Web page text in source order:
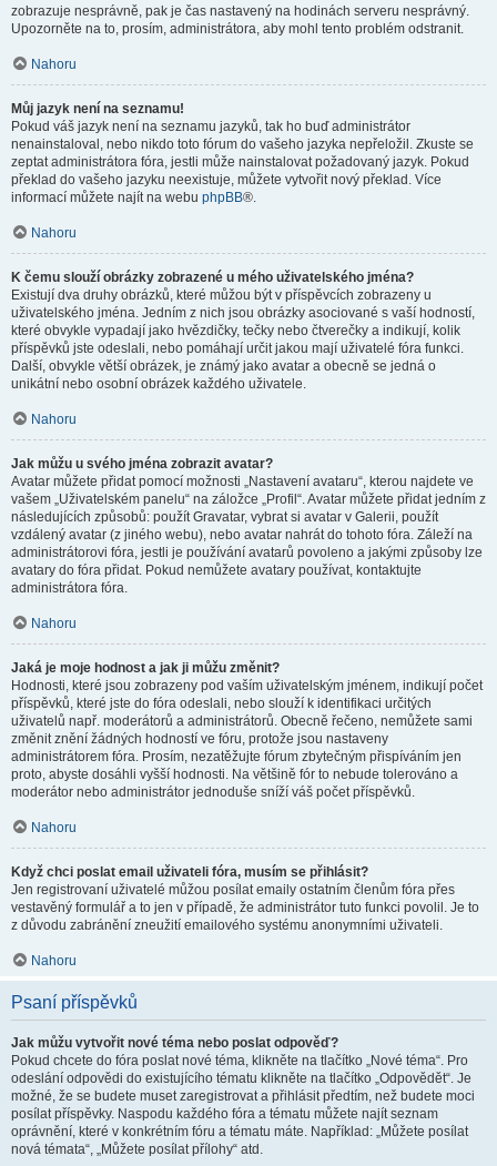
zobrazuje nesprávně, pak je čas nastavený na hodinách serveru nesprávný.
Upozorněte na to, prosím, administrátora, aby mohl tento problém odstranit.
Nahoru
Můj jazyk není na seznamu!
Pokud váš jazyk není na seznamu jazyků, tak ho buď administrátor
nenainstaloval, nebo nikdo toto fórum do vašeho jazyka nepřeložil. Zkuste se
zeptat administrátora fóra, jestli může nainstalovat požadovaný jazyk. Pokud
překlad do vašeho jazyku neexistuje, můžete vytvořit nový překlad. Více
informací můžete najít na webu phpBB®.
Nahoru
K čemu slouží obrázky zobrazené u mého uživatelského jména?
Existují dva druhy obrázků, které můžou být v příspěvcích zobrazeny u
uživatelského jména. Jedním z nich jsou obrázky asociované s vaší hodností,
které obvykle vypadají jako hvězdičky, tečky nebo čtverečky a indikují, kolik
příspěvků jste odeslali, nebo pomáhají určit jakou mají uživatelé fóra funkci.
Další, obvykle větší obrázek, je známý jako avatar a obecně se jedná o
unikátní nebo osobní obrázek každého uživatele.
Nahoru
Jak můžu u svého jména zobrazit avatar?
Avatar můžete přidat pomocí možnosti „Nastavení avataru“, kterou najdete ve
vašem „Uživatelském panelu“ na záložce „Profil“. Avatar můžete přidat jedním z
následujících způsobů: použít Gravatar, vybrat si avatar v Galerii, použít
vzdálený avatar (z jiného webu), nebo avatar nahrát do tohoto fóra. Záleží na
administrátorovi fóra, jestli je používání avatarů povoleno a jakými způsoby lze
avatary do fóra přidat. Pokud nemůžete avatary používat, kontaktujte
administrátora fóra.
Nahoru
Jaká je moje hodnost a jak ji můžu změnit?
Hodnosti, které jsou zobrazeny pod vaším uživatelským jménem, indikují počet
příspěvků, které jste do fóra odeslali, nebo slouží k identifikaci určitých
uživatelů např. moderátorů a administrátorů. Obecně řečeno, nemůžete sami
změnit znění žádných hodností ve fóru, protože jsou nastaveny
administrátorem fóra. Prosím, nezatěžujte fórum zbytečným přispíváním jen
proto, abyste dosáhli vyšší hodnosti. Na většině fór to nebude tolerováno a
moderátor nebo administrátor jednoduše sníží váš počet příspěvků.
Nahoru
Když chci poslat email uživateli fóra, musím se přihlásit?
Jen registrovaní uživatelé můžou posílat emaily ostatním členům fóra přes
vestavěný formulář a to jen v případě, že administrátor tuto funkci povolil. Je to
z důvodu zabránění zneužití emailového systému anonymními uživateli.
Nahoru
Psaní příspěvků
Jak můžu vytvořit nové téma nebo poslat odpověď?
Pokud chcete do fóra poslat nové téma, klikněte na tlačítko „Nové téma“. Pro
odeslání odpovědi do existujícího tématu klikněte na tlačítko „Odpovědět“. Je
možné, že se budete muset zaregistrovat a přihlásit předtím, než budete moci
posílat příspěvky. Naspodu každého fóra a tématu můžete najít seznam
oprávnění, které v konkrétním fóru a tématu máte. Například: „Můžete posílat
nová témata“, „Můžete posílat přílohy“ atd.